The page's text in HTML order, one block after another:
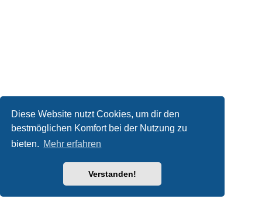
Diese Website nutzt Cookies, um dir den
bestmöglichen Komfort bei der Nutzung zu
bieten. Mehr erfahren
Verstanden!